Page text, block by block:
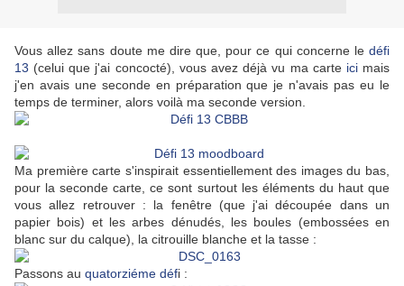
Vous allez sans doute me dire que, pour ce qui concerne le défi
13 (celui que j'ai concocté), vous avez déjà vu ma carte icimais
j'en avais une seconde en préparation que je n'avais pas eu le
temps de terminer, alors voilà ma seconde version.
Ma première carte s'inspirait essentiellement des images du bas,
pour la seconde carte, ce sont surtout les éléments du haut que
vous allez retrouver : la fenêtre (que j'ai découpée dans un
papier bois) et les arbes dénudés, les boules (embossées en
blanc sur du calque), la citrouille blanche et la tasse :
Passons au quatorziéme défi :